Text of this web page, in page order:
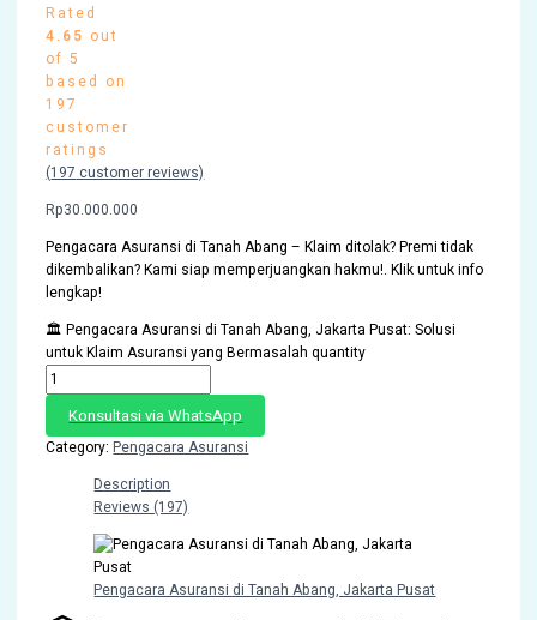
Rated
4.65 out
of 5
based on
197
customer
ratings
(197 customer reviews)
Rp30.000.000
Pengacara Asuransi di Tanah Abang – Klaim ditolak? Premi tidak
dikembalikan? Kami siap memperjuangkan hakmu!. Klik untuk info
lengkap!
🏛️ Pengacara Asuransi di Tanah Abang, Jakarta Pusat: Solusi
untuk Klaim Asuransi yang Bermasalah quantity
Konsultasi via WhatsApp
Category:Pengacara Asuransi
Description
Reviews (197)
Pengacara Asuransi di Tanah Abang, Jakarta Pusat